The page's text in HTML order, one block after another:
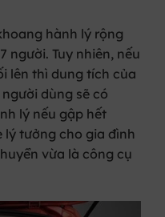
hành lý rộng
người. Tuy nhiên, nếu
lên thì dung tích của
dùng sẽ có
lý nếu gập hết
lý tưởng cho gia đình
vừa là công cụ